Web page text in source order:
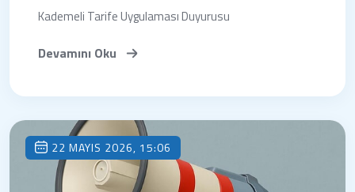
Kademeli Tarife Uygulaması Duyurusu
Devamını Oku
22 MAYIS 2026, 15:06